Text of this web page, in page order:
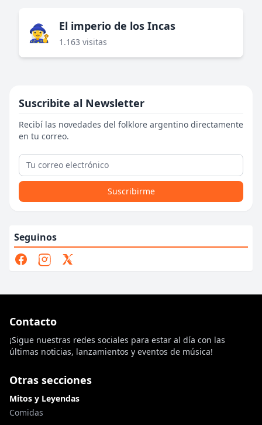
🧙‍♀️ El imperio de los Incas
1.163 visitas
Suscribite al Newsletter
Recibí las novedades del folklore argentino directamente
en tu correo.
Suscribirme
Seguinos
Contacto
¡Sigue nuestras redes sociales para estar al día con las
últimas noticias, lanzamientos y eventos de música!
Otras secciones
Mitos y Leyendas
Comidas